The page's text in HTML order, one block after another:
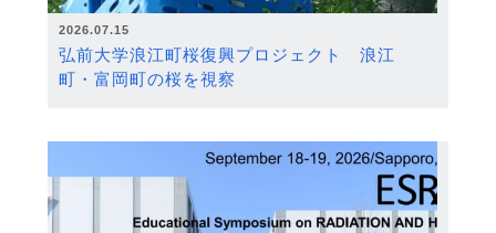
2026.07.15
弘前大学浪江町桜復興プロジェクト 浪江
町・富岡町の桜を視察